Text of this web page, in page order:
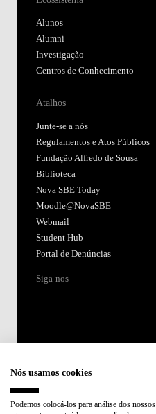
Alunos
Alumni
Investigação
Centros de Conhecimento
Atalhos
Junte-se a nós
Regulamentos e Atos Públicos
Fundação Alfredo de Sousa
Biblioteca
Nova SBE Today
Moodle@NovaSBE
Webmail
Student Hub
Portal de Denúncias
Siga-nos
Nós usamos cookies
Podemos colocá-los para análise dos